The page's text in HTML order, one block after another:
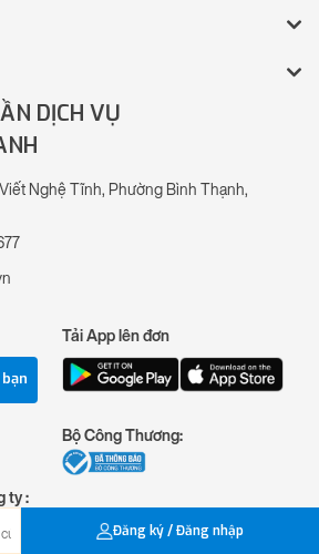
DỊCH VỤ
Nghệ Tĩnh, Phường Bình Thạnh,
Tải App lên đơn
ty :
Bộ Công Thương:
Đăng ký / Đăng nhập